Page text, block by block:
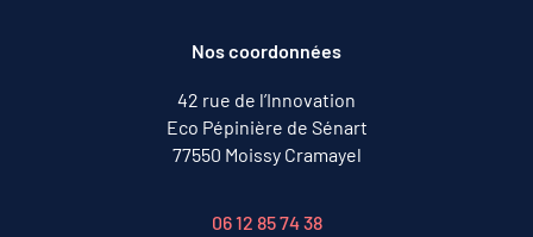
Nos coordonnées
42 rue de l’Innovation
Eco Pépinière de Sénart
77550 Moissy Cramayel
06 12 85 74 38